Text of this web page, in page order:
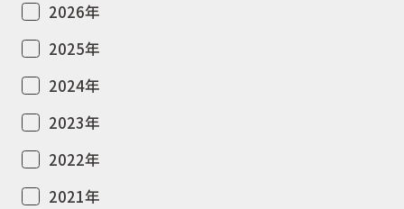
2026年
2025年
2024年
2023年
2022年
2021年